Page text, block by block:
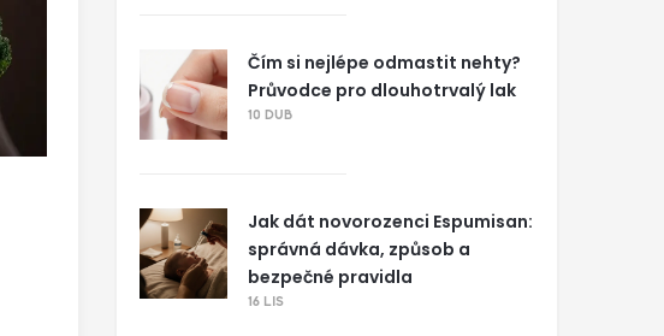
Čím si nejlépe odmastit nehty?
Průvodce pro dlouhotrvalý lak
10 DUB
Jak dát novorozenci Espumisan:
správná dávka, způsob a
bezpečné pravidla
16 LIS